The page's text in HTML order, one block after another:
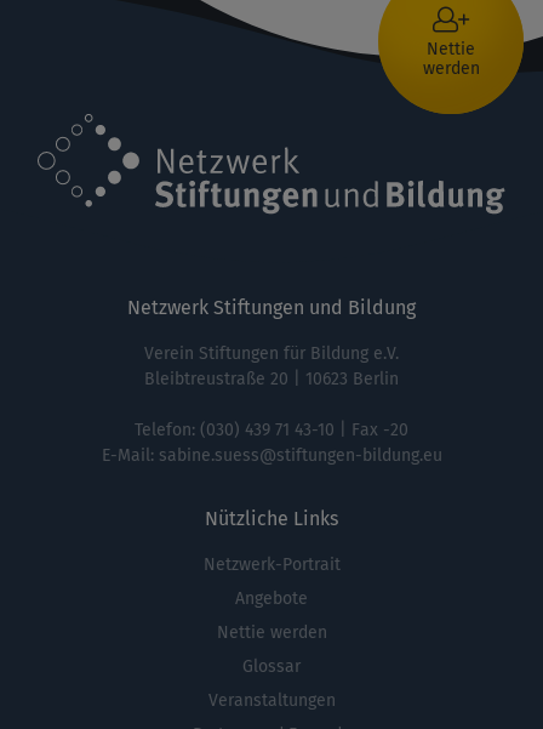
Nettie
werden
Netzwerk Stiftungen und Bildung
Verein Stiftungen für Bildung e.V.
Bleibtreustraße 20 | 10623 Berlin
Telefon: (030) 439 71 43-10 | Fax -20
E-Mail: sabine.suess@stiftungen-bildung.eu
Nützliche Links
Fußbereichsmenü
Netzwerk-Portrait
Angebote
Nettie werden
Glossar
Veranstaltungen